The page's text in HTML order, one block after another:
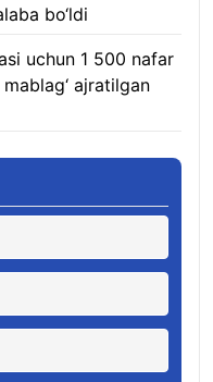
bo‘ldi
uchun 1 500 nafar
ajratilgan